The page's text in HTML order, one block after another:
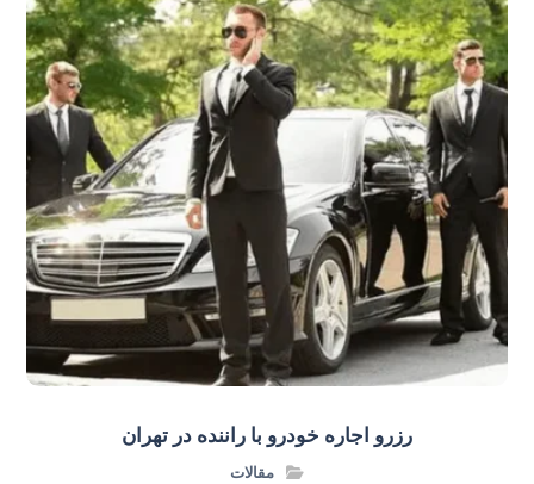
رزرو اجاره خودرو با راننده در تهران
مقالات